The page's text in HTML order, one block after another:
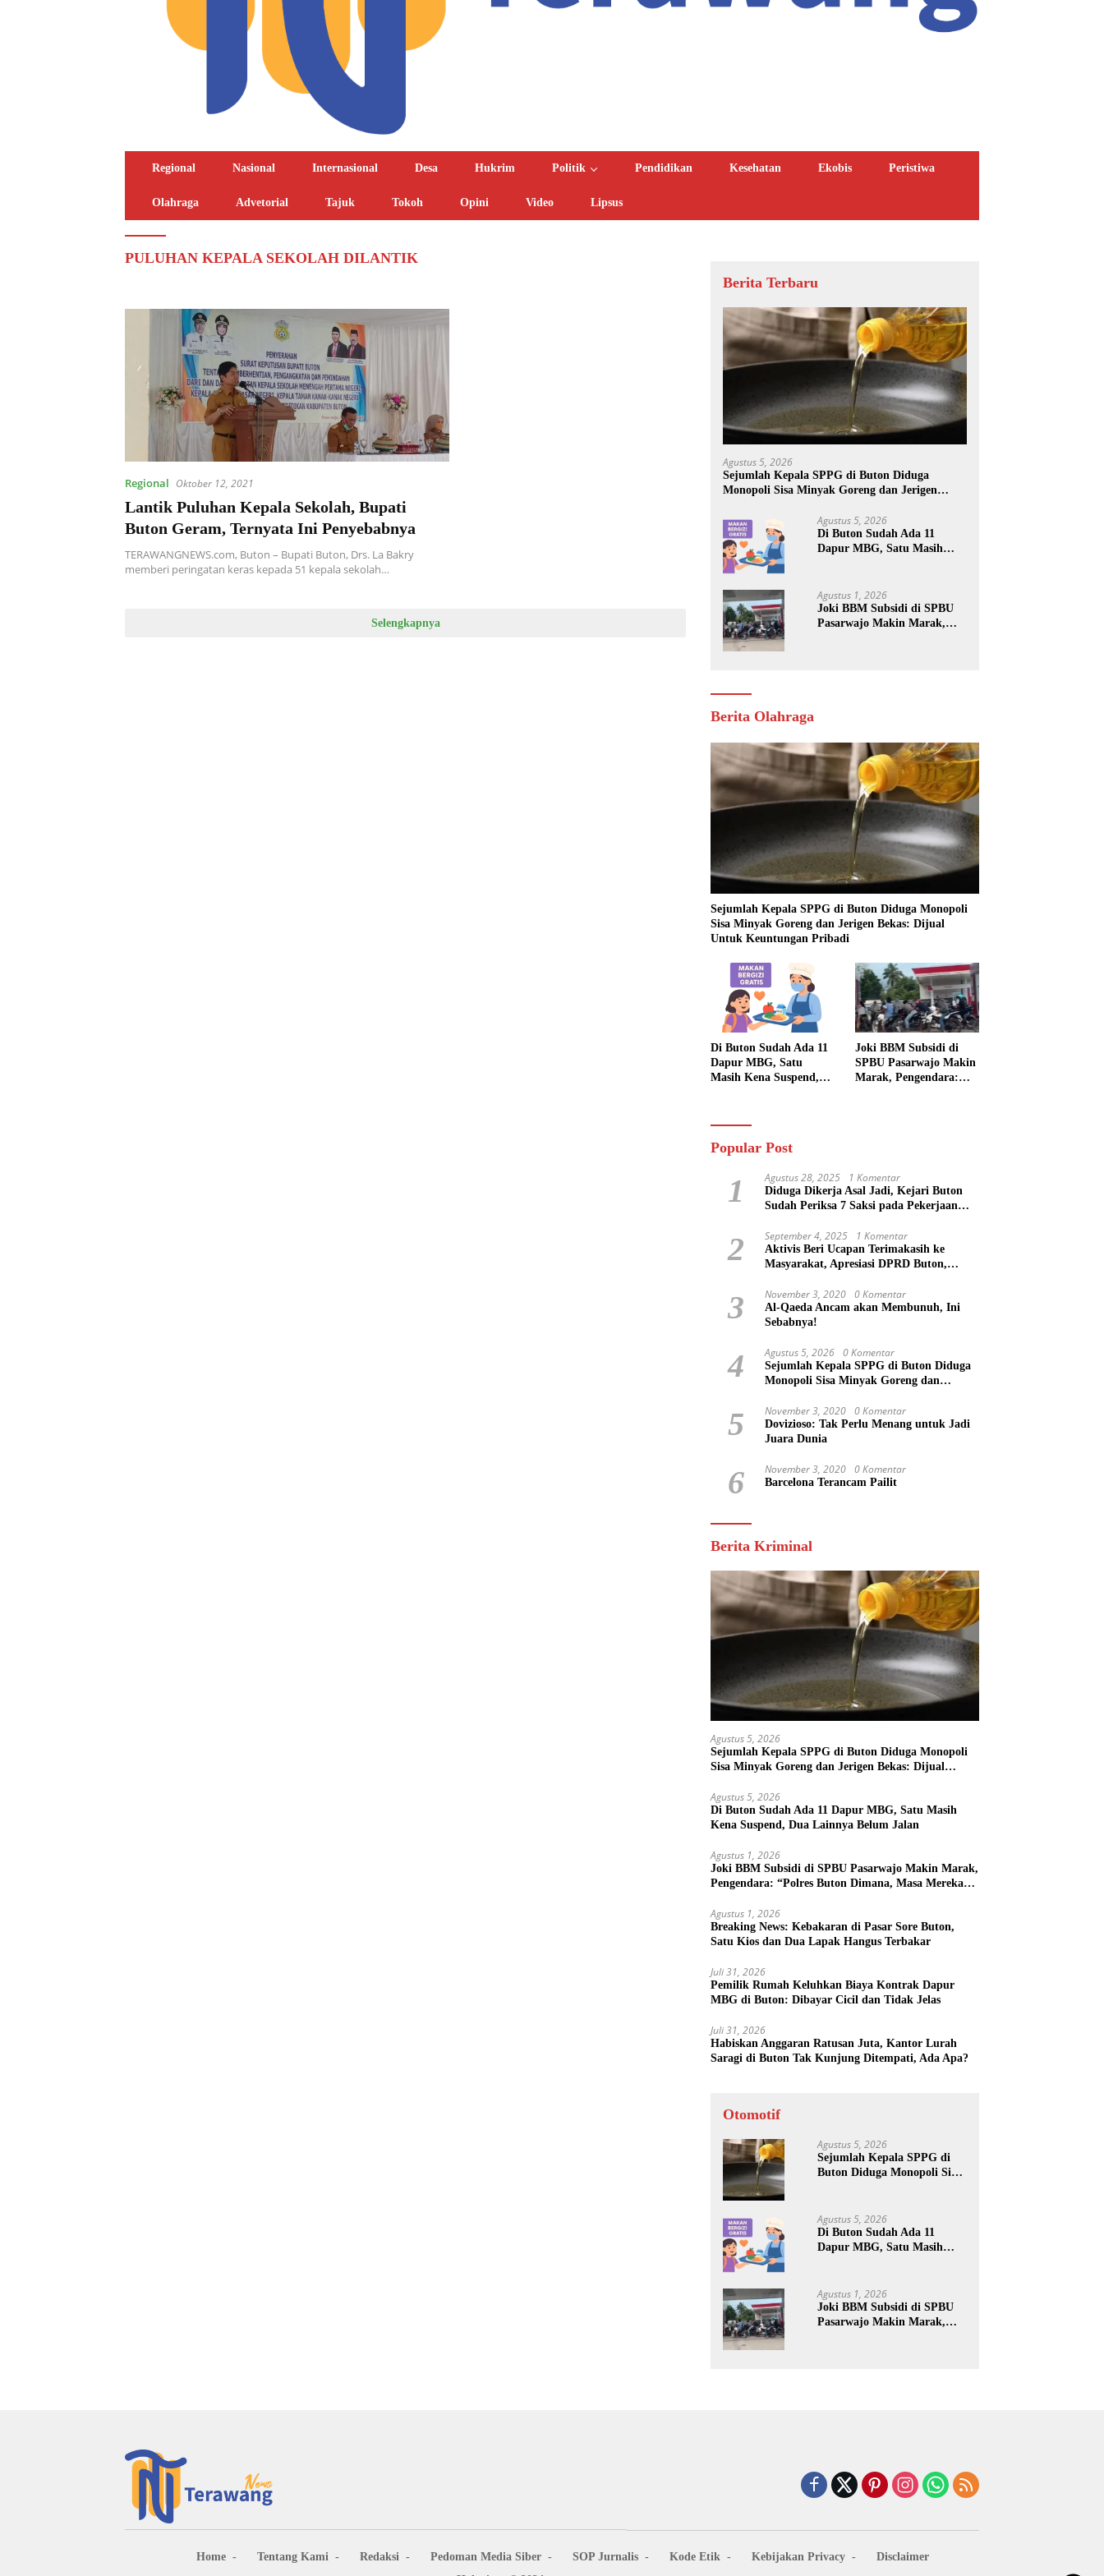
Regional Nasional Internasional Desa Hukrim Politik Pendidikan Kesehatan Ekobis Peristiwa
Olahraga Advetorial Tajuk Tokoh Opini Video Lipsus
PULUHAN KEPALA SEKOLAH DILANTIK
Regional Oktober 12, 2021
Lantik Puluhan Kepala Sekolah, Bupati
Buton Geram, Ternyata Ini Penyebabnya
TERAWANGNEWS.com, Buton – Bupati Buton, Drs. La Bakry
memberi peringatan keras kepada 51 kepala sekolah…
Selengkapnya
Berita Terbaru
Agustus 5, 2026
Sejumlah Kepala SPPG di Buton Diduga
Monopoli Sisa Minyak Goreng dan Jerigen
Agustus 5, 2026
Di Buton Sudah Ada 11
Dapur MBG, Satu Masih
Agustus 1, 2026
Joki BBM Subsidi di SPBU
Pasarwajo Makin Marak,
Berita Olahraga
Sejumlah Kepala SPPG di Buton Diduga Monopoli
Sisa Minyak Goreng dan Jerigen Bekas: Dijual
Untuk Keuntungan Pribadi
Di Buton Sudah Ada 11
Dapur MBG, Satu
Masih Kena Suspend,
Joki BBM Subsidi di
SPBU Pasarwajo Makin
Marak, Pengendara:
Popular Post
1 Agustus 28, 2025 1 Komentar
Diduga Dikerja Asal Jadi, Kejari Buton
Sudah Periksa 7 Saksi pada Pekerjaan
Capai Rp 100 Juta Lebih
2 September 4, 2025 1 Komentar
Aktivis Beri Ucapan Terimakasih ke
Masyarakat, Apresiasi DPRD Buton,
3 November 3, 2020 0 Komentar
Al-Qaeda Ancam akan Membunuh, Ini
Sebabnya!
4 Agustus 5, 2026 0 Komentar
Sejumlah Kepala SPPG di Buton Diduga
Monopoli Sisa Minyak Goreng dan
Pribadi
5 November 3, 2020 0 Komentar
Dovizioso: Tak Perlu Menang untuk Jadi
Juara Dunia
6 November 3, 2020 0 Komentar
Barcelona Terancam Pailit
Berita Kriminal
Agustus 5, 2026
Sejumlah Kepala SPPG di Buton Diduga Monopoli
Sisa Minyak Goreng dan Jerigen Bekas: Dijual
Agustus 5, 2026
Di Buton Sudah Ada 11 Dapur MBG, Satu Masih
Kena Suspend, Dua Lainnya Belum Jalan
Agustus 1, 2026
Joki BBM Subsidi di SPBU Pasarwajo Makin Marak,
Pengendara: “Polres Buton Dimana, Masa Mereka
Agustus 1, 2026
Breaking News: Kebakaran di Pasar Sore Buton,
Satu Kios dan Dua Lapak Hangus Terbakar
Juli 31, 2026
Pemilik Rumah Keluhkan Biaya Kontrak Dapur
MBG di Buton: Dibayar Cicil dan Tidak Jelas
Juli 31, 2026
Habiskan Anggaran Ratusan Juta, Kantor Lurah
Saragi di Buton Tak Kunjung Ditempati, Ada Apa?
Otomotif
Agustus 5, 2026
Sejumlah Kepala SPPG di
Buton Diduga Monopoli Sisa
Keuntungan Pribadi
Agustus 5, 2026
Di Buton Sudah Ada 11
Dapur MBG, Satu Masih
Agustus 1, 2026
Joki BBM Subsidi di SPBU
Pasarwajo Makin Marak,
Home Tentang Kami Redaksi Pedoman Media Siber SOP Jurnalis Kode Etik Kebijakan Privacy
Disclaimer